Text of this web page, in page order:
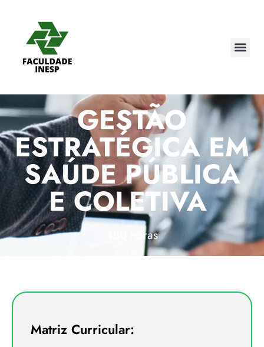
GESTÃO
ESTRATÉGICA EM
SAÚDE PÚBLICA
E COLETIVA
480 horas
Matriz Curricular: